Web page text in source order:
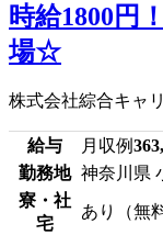
時給1800円
場☆
株式会社綜合キャ
給与 月収例
勤務地 神奈川県
寮・社
宅
あり（無